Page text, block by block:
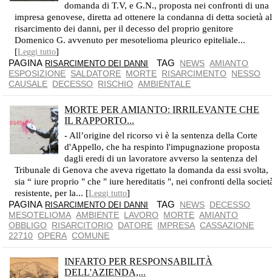
domanda di T.V, e G.N., proposta nei confronti di una
impresa genovese, diretta ad ottenere la condanna di detta società al
risarcimento dei danni, per il decesso del proprio genitore
Domenico G. avvenuto per mesotelioma pleurico epiteliale...
[Leggi tutto]
PAGINA RISARCIMENTO DEI DANNI TAG NEWS AMIANTO
ESPOSIZIONE SALDATORE MORTE RISARCIMENTO
NESSO
CAUSALE DECESSO RISCHIO AMBIENTALE
MORTE PER AMIANTO: IRRILEVANTE CHE
IL RAPPORTO...
- All’origine del ricorso vi è la sentenza della Corte
d'Appello, che ha respinto l'impugnazione proposta
dagli eredi di un lavoratore avverso la sentenza del
Tribunale di Genova che aveva rigettato la domanda da essi svolta,
sia “ iure proprio " che " iure hereditatis ", nei confronti della
resistente, per la... [Leggi tutto]
PAGINA RISARCIMENTO DEI DANNI TAG NEWS DECESSO
MESOTELIOMA AMBIENTE LAVORO MORTE AMIANTO
OBBLIGO
RISARCITORIO DATORE IMPRESA CASSAZIONE
22710 OPERA COMUNE
INFARTO PER RESPONSABILITÀ
DELL'AZIENDA,...